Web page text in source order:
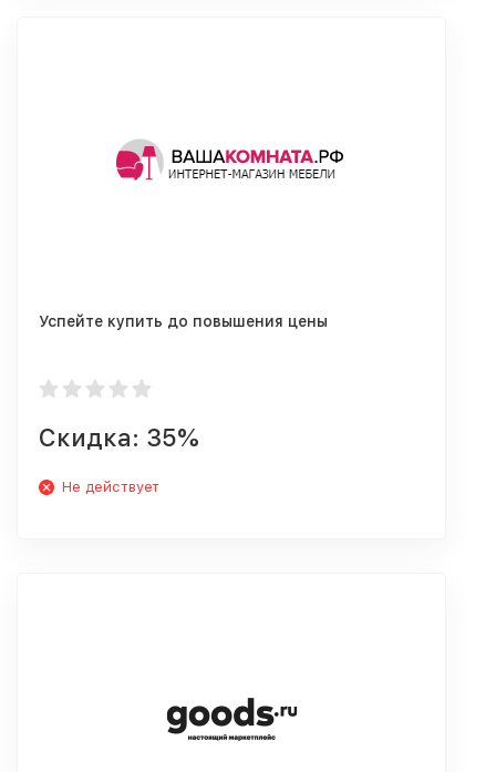
Успейте купить до повышения цены
Скидка: 35%
Не действует